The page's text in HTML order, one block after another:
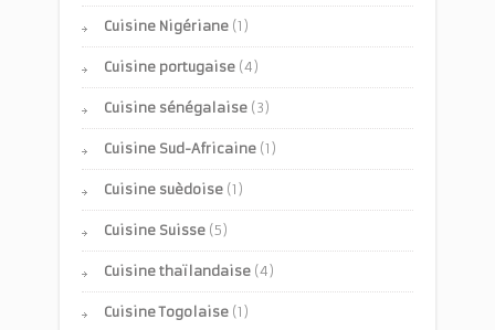
Cuisine Nigériane (1)
Cuisine portugaise (4)
Cuisine sénégalaise (3)
Cuisine Sud-Africaine (1)
Cuisine suèdoise (1)
Cuisine Suisse (5)
Cuisine thaïlandaise (4)
Cuisine Togolaise (1)